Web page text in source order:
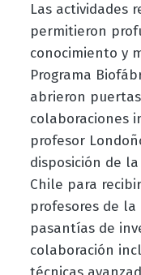
Las actividades
permitieron
conocimiento y
Programa
abrieron
colaboraciones
profesor
disposición de
Chile para
profesores de la
pasantías de
colaboración